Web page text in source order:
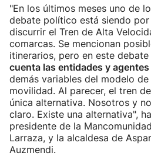
"En los últimos meses uno de
debate político está siendo
discurrir el Tren de Alta
comarcas. Se mencionan
itinerarios, pero en este debate
cuenta las entidades y
demás variables del modelo
movilidad. Al parecer, el tren
única alternativa. Nosotros y
claro. Existe una alternativa",
presidente de la
Larraza, y la alcaldesa de
Auzmendi.